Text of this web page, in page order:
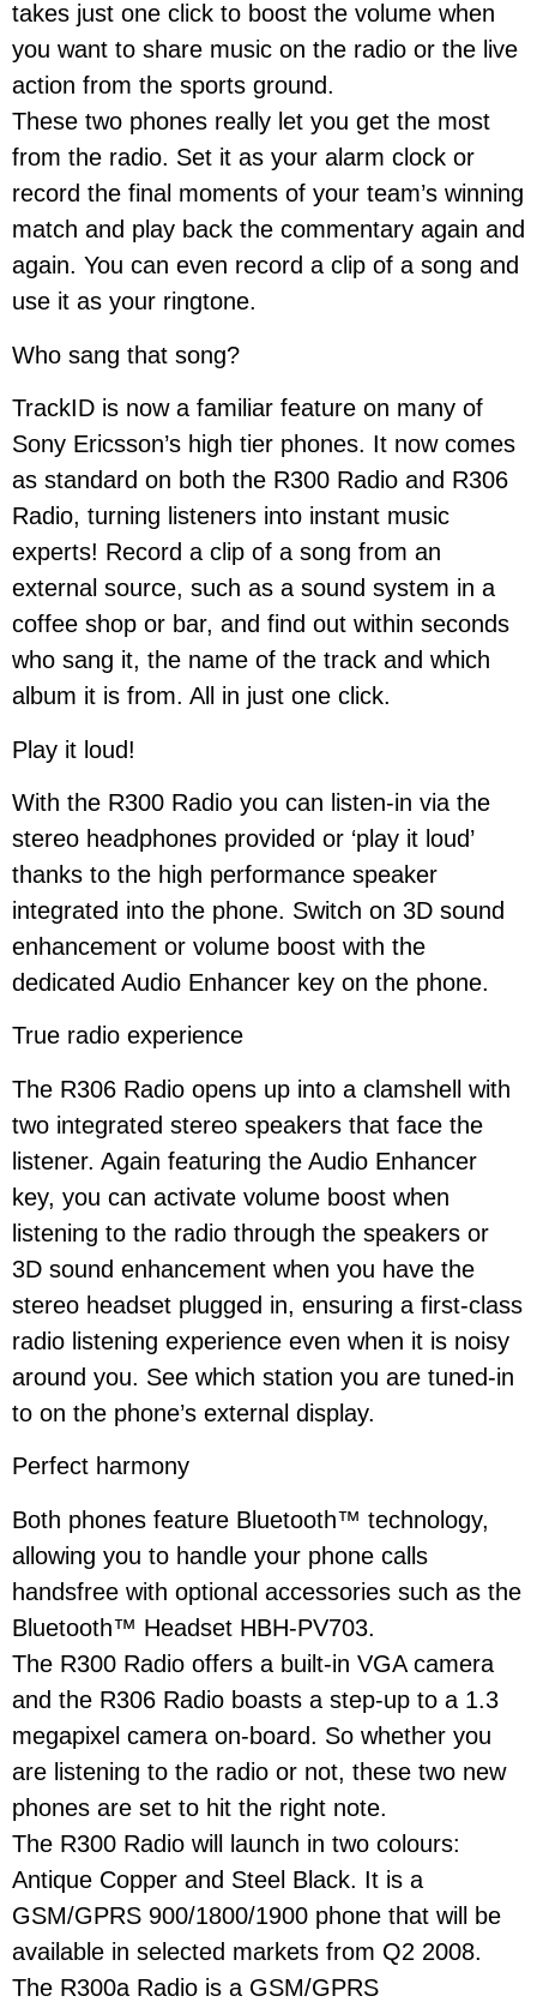
takes just one click to boost the volume when
you want to share music on the radio or the live
action from the sports ground.
These two phones really let you get the most
from the radio. Set it as your alarm clock or
record the final moments of your team’s winning
match and play back the commentary again and
again. You can even record a clip of a song and
use it as your ringtone.
Who sang that song?
TrackID is now a familiar feature on many of
Sony Ericsson’s high tier phones. It now comes
as standard on both the R300 Radio and R306
Radio, turning listeners into instant music
experts! Record a clip of a song from an
external source, such as a sound system in a
coffee shop or bar, and find out within seconds
who sang it, the name of the track and which
album it is from. All in just one click.
Play it loud!
With the R300 Radio you can listen-in via the
stereo headphones provided or ‘play it loud’
thanks to the high performance speaker
integrated into the phone. Switch on 3D sound
enhancement or volume boost with the
dedicated Audio Enhancer key on the phone.
True radio experience
The R306 Radio opens up into a clamshell with
two integrated stereo speakers that face the
listener. Again featuring the Audio Enhancer
key, you can activate volume boost when
listening to the radio through the speakers or
3D sound enhancement when you have the
stereo headset plugged in, ensuring a first-class
radio listening experience even when it is noisy
around you. See which station you are tuned-in
to on the phone’s external display.
Perfect harmony
Both phones feature Bluetooth™ technology,
allowing you to handle your phone calls
handsfree with optional accessories such as the
Bluetooth™ Headset HBH-PV703.
The R300 Radio offers a built-in VGA camera
and the R306 Radio boasts a step-up to a 1.3
megapixel camera on-board. So whether you
are listening to the radio or not, these two new
phones are set to hit the right note.
The R300 Radio will launch in two colours:
Antique Copper and Steel Black. It is a
GSM/GPRS 900/1800/1900 phone that will be
available in selected markets from Q2 2008.
The R300a Radio is a GSM/GPRS